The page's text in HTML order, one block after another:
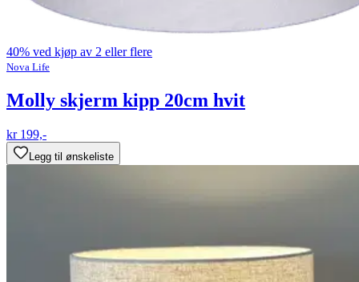
40% ved kjøp av 2 eller flere
Nova Life
Molly skjerm kipp 20cm hvit
kr 199,-
Legg til ønskeliste